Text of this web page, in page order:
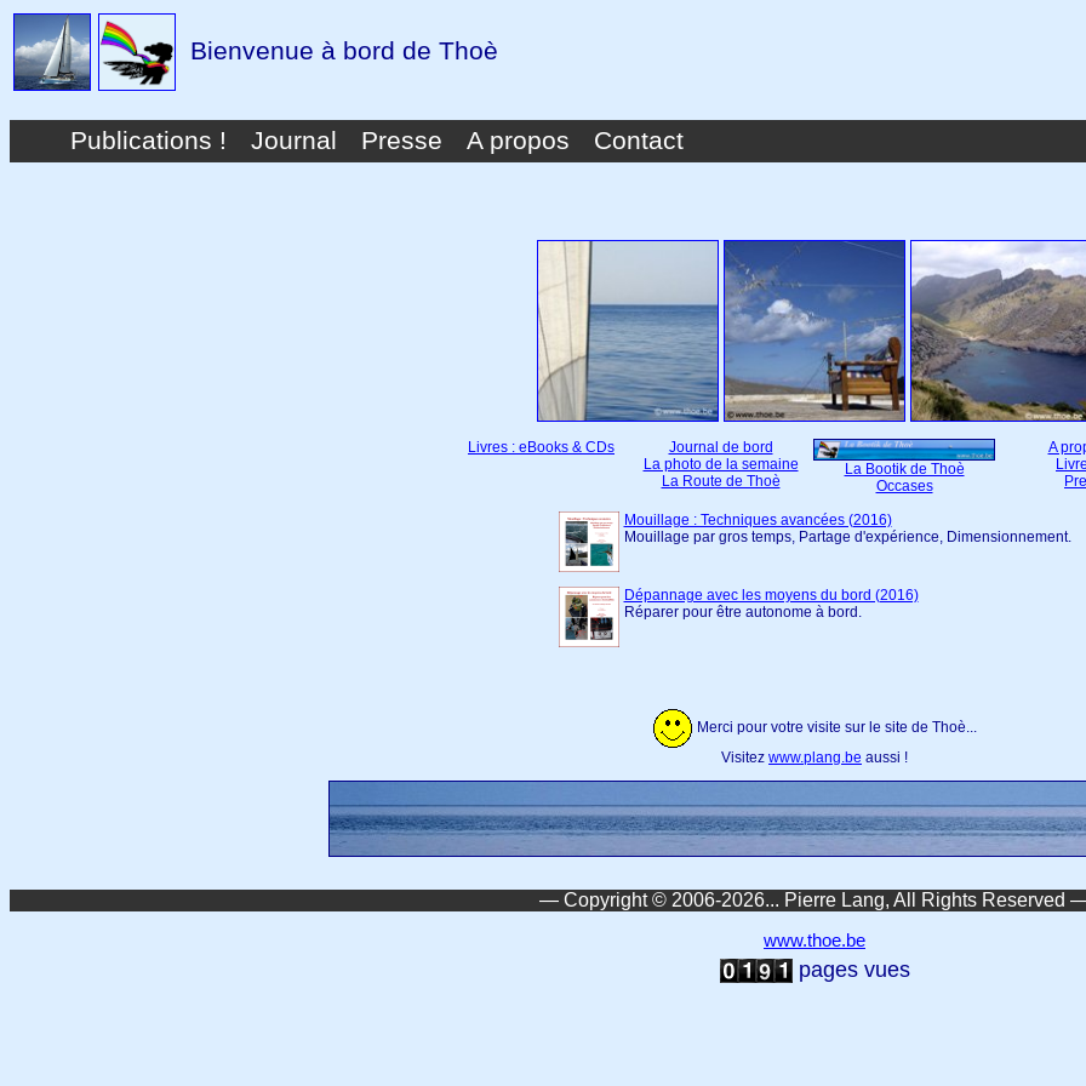
Bienvenue à bord de Thoè
Publications ! Journal Presse A propos Contact
Livres : eBooks & CDs
Journal de bord
La photo de la semaine
La Route de Thoè
La Bootik de Thoè
Occases
A
Mouillage : Techniques avancées (2016)
Mouillage par gros temps, Partage d'expérience, Dimensionnement.
Dépannage avec les moyens du bord (2016)
Réparer pour être autonome à bord.
Merci pour votre visite sur le site de Thoè...
Visitez www.plang.be aussi !
— Copyright © 2006-2026... Pierre Lang, All Rights Reserved
www.thoe.be
pages vues